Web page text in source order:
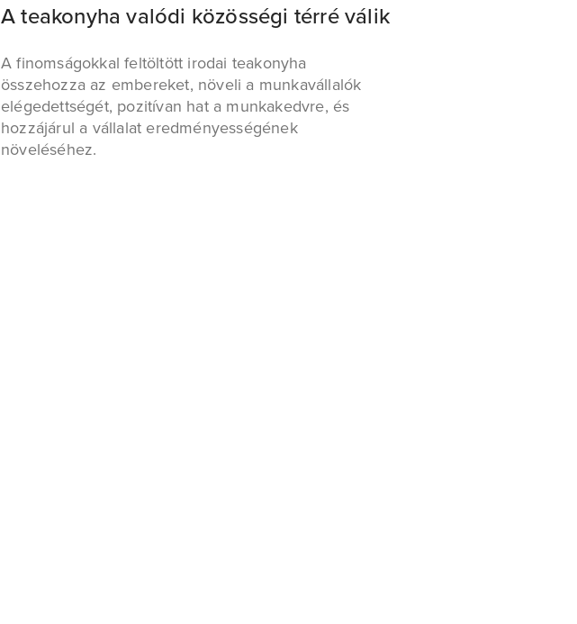
A teakonyha valódi közösségi térré válik
A finomságokkal feltöltött irodai teakonyha
összehozza az embereket, növeli a munkavállalók
elégedettségét, pozitívan hat a munkakedvre, és
hozzájárul a vállalat eredményességének
növeléséhez.